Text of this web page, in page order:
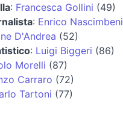
: Francesca Gollini (49)
: Enrico Nascimbeni
D'Andrea (52)
: Luigi Biggeri (86)
Morelli (87)
Carraro (72)
Tartoni (77)